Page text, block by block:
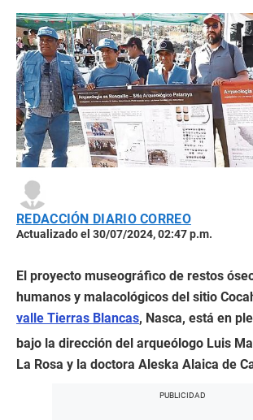
REDACCIÓN DIARIO CORREO
Actualizado el 30/07/2024, 02:47 p.m.
El proyecto museográfico de restos
humanos y malacológicos del sitio
valle Tierras Blancas, Nasca, está en
bajo la dirección del arqueólogo Luis
La Rosa y la doctora Aleska Alaica de